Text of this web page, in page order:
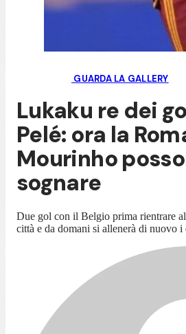
GUARDA LA GALLERY
Lukaku re dei
Pelé: ora la
Mourinho
sognare
Due gol con il Belgio prima rientrare
città e da domani si allenerà di nuovo